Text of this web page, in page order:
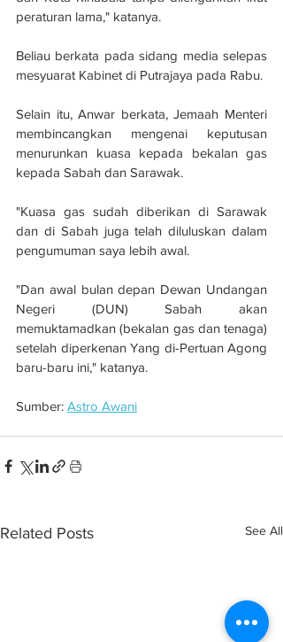
peraturan lama," katanya.
Beliau berkata pada sidang media selepas
mesyuarat Kabinet di Putrajaya pada Rabu.
Selain itu, Anwar berkata, Jemaah Menteri
membincangkan mengenai keputusan
menurunkan kuasa kepada bekalan gas
kepada Sabah dan Sarawak.
"Kuasa gas sudah diberikan di Sarawak
dan di Sabah juga telah diluluskan dalam
pengumuman saya lebih awal.
"Dan awal bulan depan Dewan Undangan
Negeri (DUN) Sabah akan
memuktamadkan (bekalan gas dan tenaga)
setelah diperkenan Yang di-Pertuan Agong
baru-baru ini," katanya.
Sumber: Astro Awani
Related Posts See All